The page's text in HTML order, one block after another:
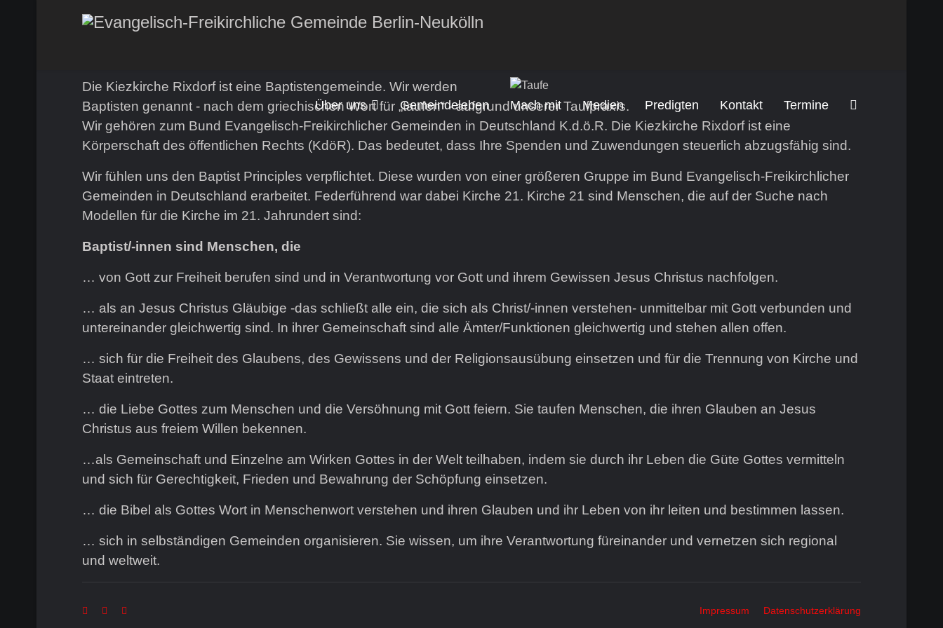
Über uns Gemeindeleben Mach mit Medien Predigten Kontakt Termine
Die Kiezkirche Rixdorf ist eine Baptistengemeinde. Wir werden
Baptisten genannt - nach dem griechischen Wort für „taufen“ - aufgrund unserer Taufpraxis.
Wir gehören zum Bund Evangelisch-Freikirchlicher Gemeinden in Deutschland K.d.ö.R. Die Kiezkirche Rixdorf ist eine
Körperschaft des öffentlichen Rechts (KdöR). Das bedeutet, dass Ihre Spenden und Zuwendungen steuerlich abzugsfähig sind.
Wir fühlen uns den Baptist Principles verpflichtet. Diese wurden von einer größeren Gruppe im Bund Evangelisch-Freikirchlicher
Gemeinden in Deutschland erarbeitet. Federführend war dabei Kirche 21. Kirche 21 sind Menschen, die auf der Suche nach
Modellen für die Kirche im 21. Jahrundert sind:
Baptist/-innen sind Menschen, die
… von Gott zur Freiheit berufen sind und in Verantwortung vor Gott und ihrem Gewissen Jesus Christus nachfolgen.
… als an Jesus Christus Gläubige -das schließt alle ein, die sich als Christ/-innen verstehen- unmittelbar mit Gott verbunden und
untereinander gleichwertig sind. In ihrer Gemeinschaft sind alle Ämter/Funktionen gleichwertig und stehen allen offen.
… sich für die Freiheit des Glaubens, des Gewissens und der Religionsausübung einsetzen und für die Trennung von Kirche und
Staat eintreten.
… die Liebe Gottes zum Menschen und die Versöhnung mit Gott feiern. Sie taufen Menschen, die ihren Glauben an Jesus
Christus aus freiem Willen bekennen.
…als Gemeinschaft und Einzelne am Wirken Gottes in der Welt teilhaben, indem sie durch ihr Leben die Güte Gottes vermitteln
und sich für Gerechtigkeit, Frieden und Bewahrung der Schöpfung einsetzen.
… die Bibel als Gottes Wort in Menschenwort verstehen und ihren Glauben und ihr Leben von ihr leiten und bestimmen lassen.
… sich in selbständigen Gemeinden organisieren. Sie wissen, um ihre Verantwortung füreinander und vernetzen sich regional
und weltweit.
Impressum Datenschutzerklärung